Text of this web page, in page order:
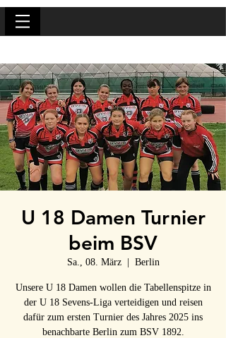
U 18 Damen Turnier
beim BSV
Sa., 08. März
  |
Berlin
Unsere U 18 Damen wollen die Tabellenspitze in
der U 18 Sevens-Liga verteidigen und reisen
dafür zum ersten Turnier des Jahres 2025 ins
benachbarte Berlin zum BSV 1892.